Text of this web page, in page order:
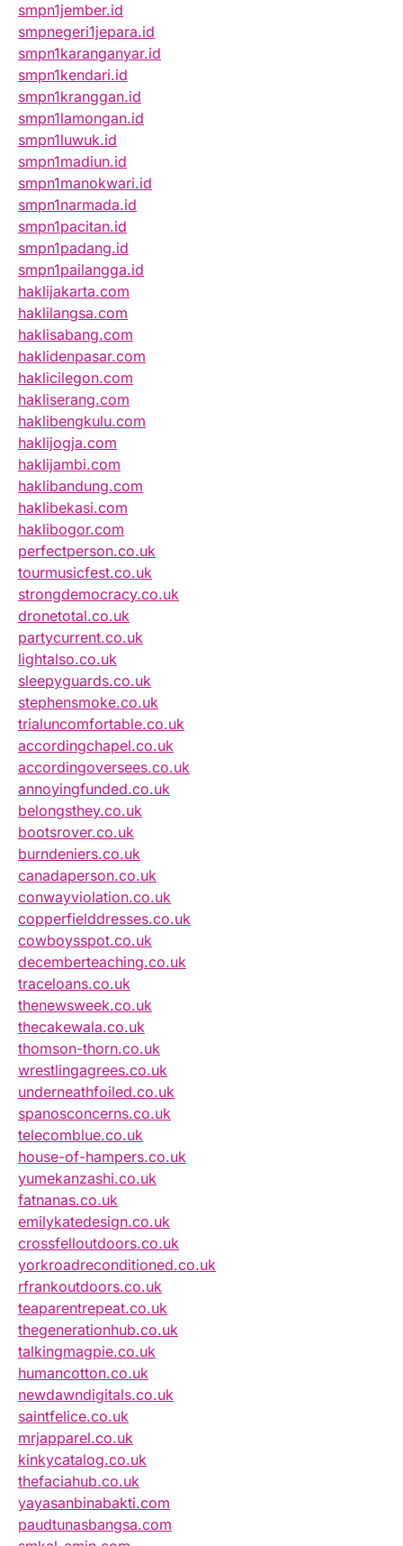
smpn1jember.id
smpnegeri1jepara.id
smpn1karanganyar.id
smpn1kendari.id
smpn1kranggan.id
smpn1lamongan.id
smpn1luwuk.id
smpn1madiun.id
smpn1manokwari.id
smpn1narmada.id
smpn1pacitan.id
smpn1padang.id
smpn1pailangga.id
haklijakarta.com
haklilangsa.com
haklisabang.com
haklidenpasar.com
haklicilegon.com
hakliserang.com
haklibengkulu.com
haklijogja.com
haklijambi.com
haklibandung.com
haklibekasi.com
haklibogor.com
perfectperson.co.uk
tourmusicfest.co.uk
strongdemocracy.co.uk
dronetotal.co.uk
partycurrent.co.uk
lightalso.co.uk
sleepyguards.co.uk
stephensmoke.co.uk
trialuncomfortable.co.uk
accordingchapel.co.uk
accordingoversees.co.uk
annoyingfunded.co.uk
belongsthey.co.uk
bootsrover.co.uk
burndeniers.co.uk
canadaperson.co.uk
conwayviolation.co.uk
copperfielddresses.co.uk
cowboysspot.co.uk
decemberteaching.co.uk
traceloans.co.uk
thenewsweek.co.uk
thecakewala.co.uk
thomson-thorn.co.uk
wrestlingagrees.co.uk
underneathfoiled.co.uk
spanosconcerns.co.uk
telecomblue.co.uk
house-of-hampers.co.uk
yumekanzashi.co.uk
fatnanas.co.uk
emilykatedesign.co.uk
crossfelloutdoors.co.uk
yorkroadreconditioned.co.uk
rfrankoutdoors.co.uk
teaparentrepeat.co.uk
thegenerationhub.co.uk
talkingmagpie.co.uk
humancotton.co.uk
newdawndigitals.co.uk
saintfelice.co.uk
mrjapparel.co.uk
kinkycatalog.co.uk
thefaciahub.co.uk
yayasanbinabakti.com
paudtunasbangsa.com